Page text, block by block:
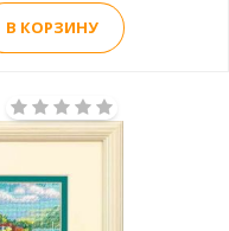
В КОРЗИНУ